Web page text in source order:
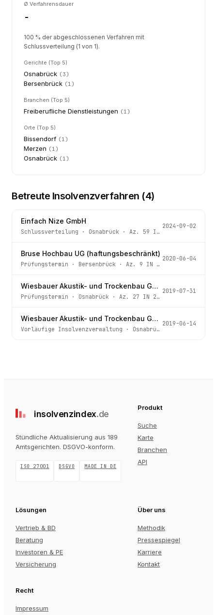
Ø Verfahrensdauer
-
100 % der abgeschlossenen Verfahren mit
Schlussverteilung (1 von 1).
Gerichte (Top 5)
Osnabrück (3)
Bersenbrück (1)
Branchen (Top 5)
Freiberufliche Dienstleistungen (1)
Orte (Top 5)
Bissendorf (1)
Merzen (1)
Osnabrück (1)
Betreute Insolvenzverfahren (4)
Einfach Nize GmbH
Schlussverteilung · Osnabrück · Az. 59 IN 12/18 (60)
2024-09-02
Bruse Hochbau UG (haftungsbeschränkt)
Prüfungstermin · Bersenbrück · Az. 9 IN 5/20
2020-06-04
Wiesbauer Akustik- und Trockenbau GmbH & Co. KG
Prüfungstermin · Osnabrück · Az. 27 IN 26/19 (38)
2019-07-31
Wiesbauer Akustik- und Trockenbau GmbH & Co. KG
Vorläufige Insolvenzverwaltung · Osnabrück
2019-06-14
insolvenzindex.de
Stündliche Aktualisierung aus 189
Amtsgerichten. DSGVO-konform.
ISO 27001 DSGVO MADE IN DE
Produkt
Suche
Karte
Branchen
API
Lösungen
Vertrieb & BD
Beratung
Investoren & PE
Versicherung
Über uns
Methodik
Pressespiegel
Karriere
Kontakt
Recht
Impressum